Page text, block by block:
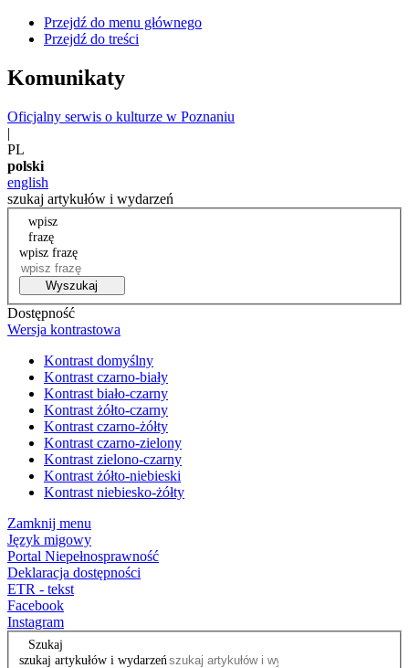
Przejdź do menu głównego
Przejdź do treści
Komunikaty
Oficjalny serwis o kulturze w Poznaniu
|
PL
polski
english
szukaj artykułów i wydarzeń
wpisz
frazę
wpisz frazę
Wyszukaj
Dostępność
Wersja kontrastowa
Kontrast domyślny
Kontrast czarno-biały
Kontrast biało-czarny
Kontrast żółto-czarny
Kontrast czarno-żółty
Kontrast czarno-zielony
Kontrast zielono-czarny
Kontrast żółto-niebieski
Kontrast niebiesko-żółty
Zamknij menu
Język migowy
Portal Niepełnosprawność
Deklaracja dostępności
ETR - tekst
Facebook
Instagram
Szukaj
szukaj artykułów i wydarzeń